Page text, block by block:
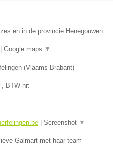
en in de provincie Henegouwen.
Google maps ▼
(Vlaams-Brabant)
- , BTW-nr: -
Screenshot ▼
Galmart met haar team